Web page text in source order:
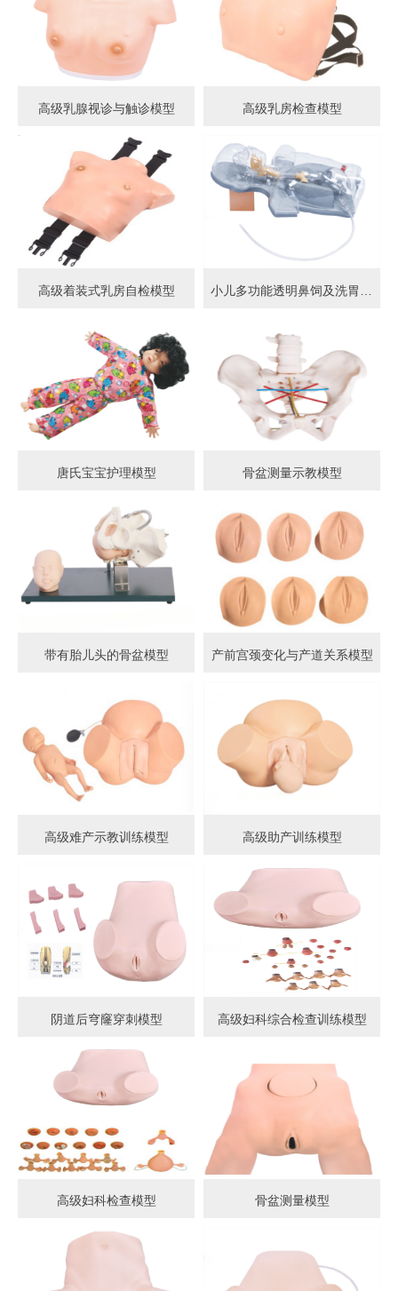
高级乳腺视诊与触诊模型 高级乳房检查模型
高级着装式乳房自检模型
唐氏宝宝护理模型 骨盆测量示教模型
带有胎儿头的骨盆模型 产前宫颈变化与产道关系模型
高级难产示教训练模型 高级助产训练模型
阴道后穹窿穿刺模型 高级妇科综合检查训练模型
高级妇科检查模型 骨盆测量模型